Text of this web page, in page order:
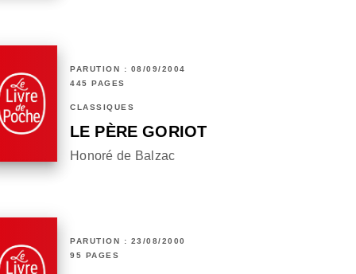
PARUTION : 08/09/2004
445 PAGES
CLASSIQUES
LE PÈRE GORIOT
Honoré de Balzac
PARUTION : 23/08/2000
95 PAGES